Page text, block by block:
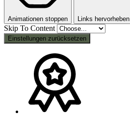
Animationen stoppen Links hervorheben
Skip To Content
Einstellungen zurücksetzen